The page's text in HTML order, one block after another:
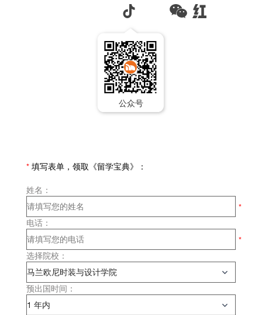
公众号
* 填写表单，领取《留学宝典》：
姓名：
电话：
选择院校：
预出国时间：